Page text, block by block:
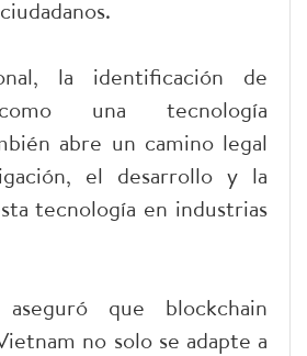
la identificación de
una tecnología
abre un camino legal
el desarrollo y la
tecnología en industrias
que blockchain
no solo se adapte a